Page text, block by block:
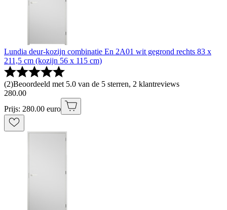
Lundia deur-kozijn combinatie En 2A01 wit gegrond rechts 83 x
211,5 cm (kozijn 56 x 115 cm)
(2)Beoordeeld met 5.0 van de 5 sterren, 2 klantreviews
280.00
Prijs: 280.00 euro